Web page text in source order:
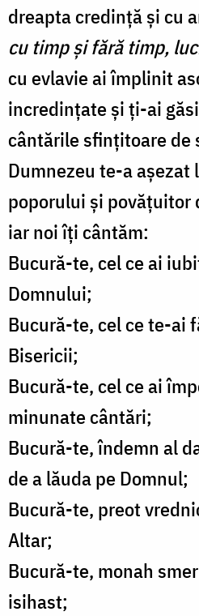
dreapta credință și cu
cu timp și fără timp,
cu evlavie ai împlinit
incredințate și ți-ai
cântările sfințitoare de
Dumnezeu te-a așezat
poporului și povățuitor
iar noi îți cântăm:
Bucură-te, cel ce ai
Domnului;
Bucură-te, cel ce te-ai
Bisericii;
Bucură-te, cel ce ai
minunate cântări;
Bucură-te, îndemn al
de a lăuda pe Domnul;
Bucură-te, preot
Altar;
Bucură-te, monah
isihast;